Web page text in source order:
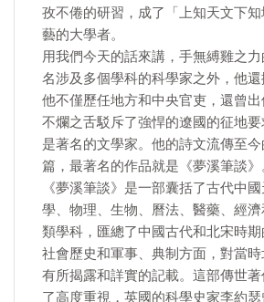
孜不倦的研習，成了「上知天文下
藝的大學者。
用我們今天的話來講，手無縛雞之
名涉及多個學科的科學家之外，他還
他不僅歷任地方和中央官吏，還曾
不爛之舌駁斥了強悍的遼國的征地
是著名的文學家。他的詩文流傳至
篇，最著名的作品就是《夢溪筆談》
《夢溪筆談》是一部囊括了古代中
學、物理、生物、曆法、醫藥、經
類學科，匯總了中國古代和北宋時
社會歷史和軍事、典制方面，對當
有所揭露和詳實的記載。這部傳世著
了高度重視，英國的科學史家李約瑟